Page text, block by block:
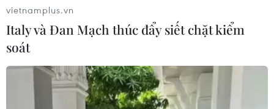
Giá gạo Việt Nam đi ngược xu hướng
với các nước xuất khẩu lớn
09/08/2026 04:23
Galaxy Z Fold 8 vượt bản
vietnamplus.vn
Italy và Đan Mạch thúc đẩy siết chặt kiểm
soát